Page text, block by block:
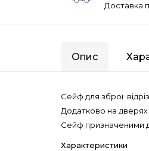
Доставка
Опис
Сейф для зброї
Додатково на дверях
Сейф призначеними
Характеристики